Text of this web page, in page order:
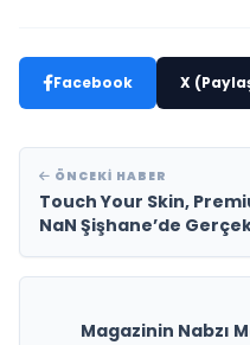
Facebook X
ÖNCEKI HABER
Touch Your Skin,
NaN Şişhane’de Gerçekleşen Özel Lansmanla
Magazinin Nabzı